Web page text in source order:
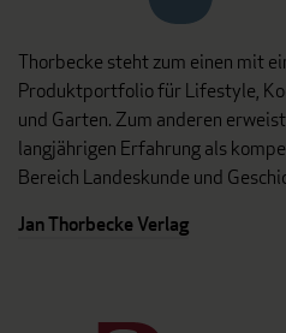
Thorbecke steht zum einen mit
Produktportfolio für Lifestyle,
und Garten. Zum anderen
langjährigen Erfahrung als
Bereich Landeskunde und
Jan Thorbecke Verlag